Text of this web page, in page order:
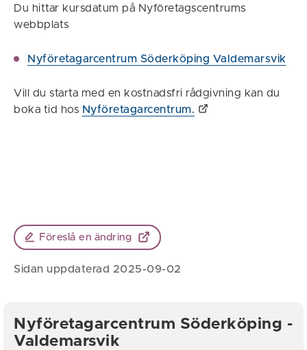
Du hittar kursdatum på Nyföretagscentrums
webbplats
Nyföretagarcentrum Söderköping Valdemarsvik
Vill du starta med en kostnadsfri rådgivning kan du
boka tid hos Nyföretagarcentrum.
Föreslå en ändring
Sidan uppdaterad 2025-09-02
Nyföretagarcentrum Söderköping -
Valdemarsvik